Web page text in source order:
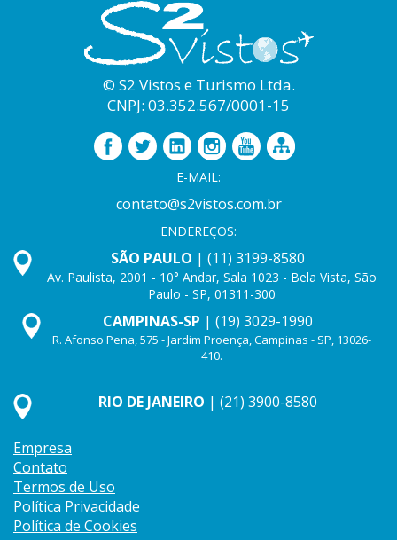
© S2 Vistos e Turismo Ltda.
CNPJ: 03.352.567/0001-15
E-MAIL:
contato@s2vistos.com.br
ENDEREÇOS:
SÃO PAULO | (11) 3199-8580
Av. Paulista, 2001 - 10° Andar, Sala 1023 - Bela Vista, São
Paulo - SP, 01311-300
CAMPINAS-SP | (19) 3029-1990
R. Afonso Pena, 575 - Jardim Proença, Campinas - SP, 13026-
410.
RIO DE JANEIRO | (21) 3900-8580
Empresa
Contato
Termos de Uso
Política Privacidade
Política de Cookies